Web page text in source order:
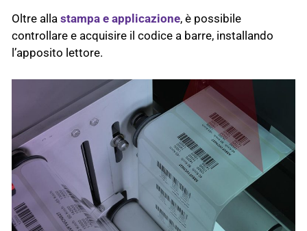
Oltre alla stampa e applicazione, è possibile
controllare e acquisire il codice a barre, installando
l’apposito lettore.